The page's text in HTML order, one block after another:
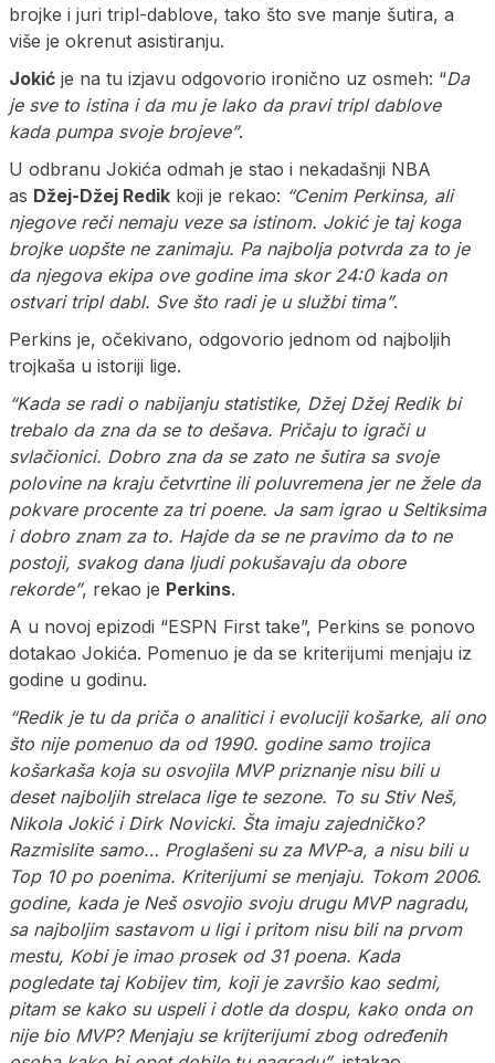
brojke i juri tripl-dablove, tako što sve manje šutira, a
više je okrenut asistiranju.
Jokić je na tu izjavu odgovorio ironično uz osmeh: “Da
je sve to istina i da mu je lako da pravi tripl dablove
kada pumpa svoje brojeve”.
U odbranu Jokića odmah je stao i nekadašnji NBA
as Džej-Džej Redik koji je rekao: “Cenim Perkinsa, ali
njegove reči nemaju veze sa istinom. Jokić je taj koga
brojke uopšte ne zanimaju. Pa najbolja potvrda za to je
da njegova ekipa ove godine ima skor 24:0 kada on
ostvari tripl dabl. Sve što radi je u službi tima”.
Perkins je, očekivano, odgovorio jednom od najboljih
trojkaša u istoriji lige.
“Kada se radi o nabijanju statistike, Džej Džej Redik bi
trebalo da zna da se to dešava. Pričaju to igrači u
svlačionici. Dobro zna da se zato ne šutira sa svoje
polovine na kraju četvrtine ili poluvremena jer ne žele da
pokvare procente za tri poene. Ja sam igrao u Seltiksima
i dobro znam za to. Hajde da se ne pravimo da to ne
postoji, svakog dana ljudi pokušavaju da obore
rekorde”, rekao je Perkins.
A u novoj epizodi “ESPN First take”, Perkins se ponovo
dotakao Jokića. Pomenuo je da se kriterijumi menjaju iz
godine u godinu.
“Redik je tu da priča o analitici i evoluciji košarke, ali ono
što nije pomenuo da od 1990. godine samo trojica
košarkaša koja su osvojila MVP priznanje nisu bili u
deset najboljih strelaca lige te sezone. To su Stiv Neš,
Nikola Jokić i Dirk Novicki. Šta imaju zajedničko?
Razmislite samo… Proglašeni su za MVP-a, a nisu bili u
Top 10 po poenima. Kriterijumi se menjaju. Tokom 2006.
godine, kada je Neš osvojio svoju drugu MVP nagradu,
sa najboljim sastavom u ligi i pritom nisu bili na prvom
mestu, Kobi je imao prosek od 31 poena. Kada
pogledate taj Kobijev tim, koji je završio kao sedmi,
pitam se kako su uspeli i dotle da dospu, kako onda on
nije bio MVP? Menjaju se krijterijumi zbog određenih